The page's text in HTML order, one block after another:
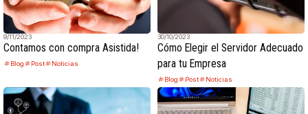
9/11/2023
Contamos con compra Asistida!
Blog Post Noticias
30/10/2023
Cómo Elegir el Servidor Adecuado
para tu Empresa
Blog Post Noticias